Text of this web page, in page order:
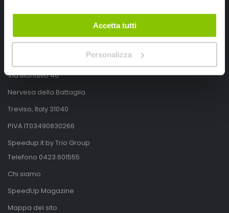
Accetta tutti
Personalizza
Via Montello 46
Nervesa della Battaglia
Treviso, Italy 31040
PIVA IT03490830266
Speedup.it by Trio Group
Telefono 0423.601555
Chi siamo
SpeedUp Magazine
Mappa del sito